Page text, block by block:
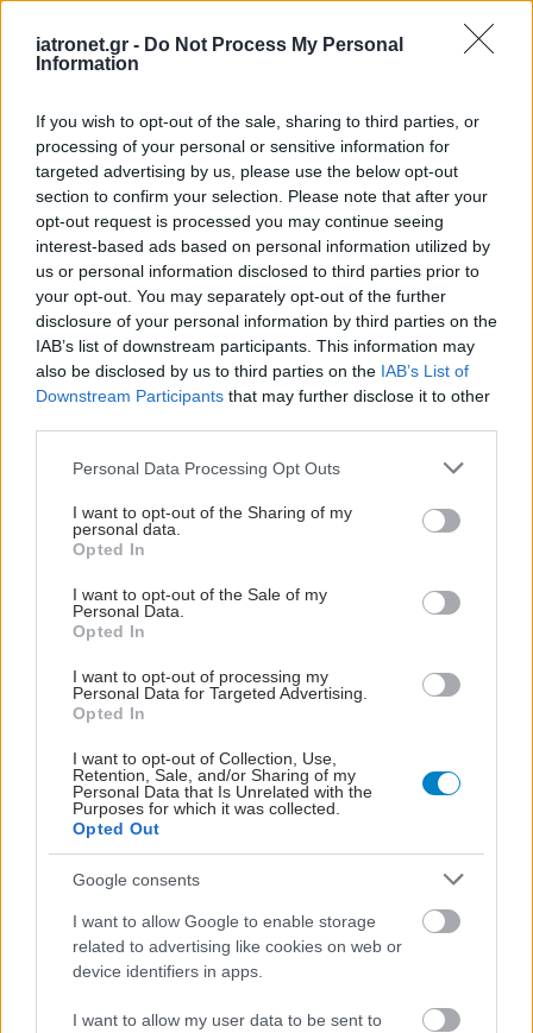
iatronet.gr - Do Not Process My Personal
Information
If you wish to opt-out of the sale, sharing to third parties, or
processing of your personal or sensitive information for
targeted advertising by us, please use the below opt-out
section to confirm your selection. Please note that after your
opt-out request is processed you may continue seeing
interest-based ads based on personal information utilized by
us or personal information disclosed to third parties prior to
your opt-out. You may separately opt-out of the further
disclosure of your personal information by third parties on the
IAB’s list of downstream participants. This information may
also be disclosed by us to third parties on the IAB’s List of
Downstream Participants that may further disclose it to other
Please note that this website/app uses one or more Google
not limited to your visit or usage behaviour. You may click to
grant or deny consent to Google and its third-party tags to
use your data for below specified purposes in below Google
consent section.
Personal Data Processing Opt Outs
I want to opt-out of the Sharing of my
personal data.
Opted In
I want to opt-out of the Sale of my
Personal Data.
Opted In
I want to opt-out of processing my
Personal Data for Targeted Advertising.
Opted In
I want to opt-out of Collection, Use,
Retention, Sale, and/or Sharing of my
Personal Data that Is Unrelated with the
Purposes for which it was collected.
Opted Out
Google consents
I want to allow Google to enable storage
related to advertising like cookies on web or
device identifiers in apps.
I want to allow my user data to be sent to
2023.
GLOBOCAN 2022 – International Agency for
Ελληνική Ουρολογική Εταιρεία – Δεδομένα
επιδημιολογίας 2023.
ΕΟΔΥ: «Καρκίνος στην Ελλάδα – Ετήσια
Έκθεση 2023».
Προσθέστε το iatronet.gr στο Discover
Ειδήσεις υγείας σήμερα
Φρούτα, σακχαρώδης διαβήτης και καλοκαίρι
Σημάδια διπολικής διαταραχής
Αδ. Γεωργιάδης στη Ρόδο: ''Σε ενάμιση χρόνο, το
νοσοκομείο θα είναι καινούργιο''- 'Αμεσα μέτρα
προσωπικού
Προσθέστε το iatronet.gr στο Discover
shares